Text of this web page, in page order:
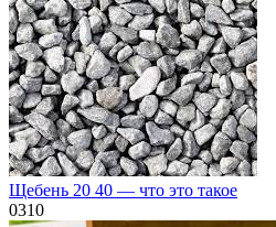
Щебень 20 40 — что это такое
0310